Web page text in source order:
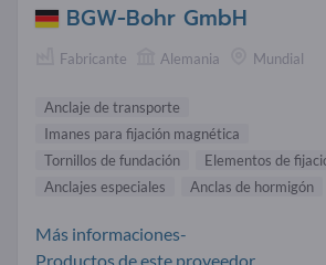
BGW-Bohr GmbH
Fabricante Alemania Mundial
Anclaje de transporte
Imanes para fijación magnética
Tornillos de fundación
Elementos de
Anclajes especiales
Anclas de hormigón
Más informaciones-
Productos de este proveedor